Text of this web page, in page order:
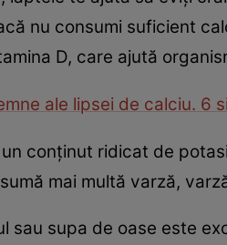
nu consumi suficient
D, care ajută
ale lipsei de calciu. 6
conținut ridicat de
mai multă varză,
sau supa de oase este